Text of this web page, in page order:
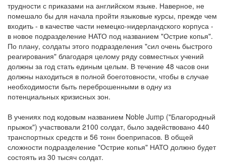
трудности с приказами на английском языке. Наверное, не
помешало бы для начала пройти языковые курсы, прежде чем
входить - в качестве части немецко-нидерландского корпуса -
в новое подразделение НАТО под названием "Острие копья".
По плану, солдаты этого подразделения "сил очень быстрого
реагирования" благодаря целому ряду совместных учений
должны за год стать единым целым. В течение 48 часов они
должны находиться в полной боеготовности, чтобы в случае
необходимости быть переброшенными в одну из
потенциальных кризисных зон.
В учениях под кодовым названием Noble Jump ("Благородный
прыжок") участвовали 2100 солдат, было задействовано 440
транспортных средств и 56 тонн боеприпасов. В общей
сложности подразделение "Острие копья" НАТО должно будет
состоять из 30 тысяч солдат.